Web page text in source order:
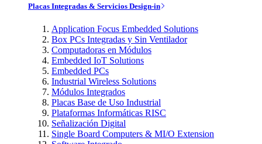
Placas Integradas & Servicios Design-in
Application Focus Embedded Solutions
Box PCs Integradas y Sin Ventilador
Computadoras en Módulos
Embedded IoT Solutions
Embedded PCs
Industrial Wireless Solutions
Módulos Integrados
Placas Base de Uso Industrial
Plataformas Informáticas RISC
Señalización Digital
Single Board Computers & MI/O Extension